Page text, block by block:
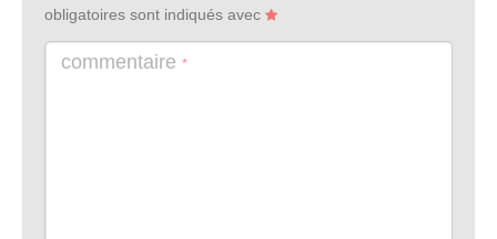
obligatoires sont indiqués avec
commentaire *